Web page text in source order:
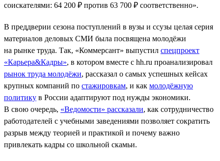
соискателями: 64 200 ₽ против 63 700 ₽ соответственно».
В преддверии сезона поступлений в вузы и ссузы целая серия
материалов деловых СМИ была посвящена молодёжи
на рынке труда. Так, «Коммерсант» выпустил спецпроект
«Карьера&Кадры», в котором вместе с hh.ru проанализировал
рынок труда молодёжи, рассказал о самых успешных кейсах
крупных компаний по стажировкам, и как молодёжную
политику в России адаптируют под нужды экономики.
В свою очередь, «Ведомости» рассказали, как сотрудничество
работодателей с учебными заведениями позволяет сократить
разрыв между теорией и практикой и почему важно
привлекать кадры со школьной скамьи.